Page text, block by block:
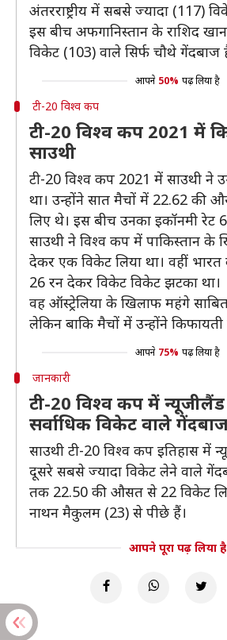
अंतरराष्ट्रीय में सबसे ज्यादा (117)
इस बीच अफगानिस्तान के राशिद
विकेट (103) वाले सिर्फ चौथे गेंदबाज
आपने 50% पढ़ लिया है
टी-20 विश्व कप
टी-20 विश्व कप 2021 में
साउथी
टी-20 विश्व कप 2021 में साउथी ने
था। उन्होंने सात मैचों में 22.62
लिए थे। इस बीच उनका इकॉनमी रेट
साउथी ने विश्व कप में पाकिस्तान के
देकर एक विकेट लिया था। वहीं
26 रन देकर विकेट विकेट झटका था।
वह ऑस्ट्रेलिया के खिलाफ महंगे
लेकिन बाकि मैचों में उन्होंने किफायती
आपने 75% पढ़ लिया है
जानकारी
टी-20 विश्व कप में
सर्वाधिक विकेट वाले
साउथी टी-20 विश्व कप इतिहास में
दूसरे सबसे ज्यादा विकेट लेने वाले
तक 22.50 की औसत से 22 विकेट
नाथन मैकुलम (23) से पीछे हैं।
आपने पूरा पढ़ लिया है